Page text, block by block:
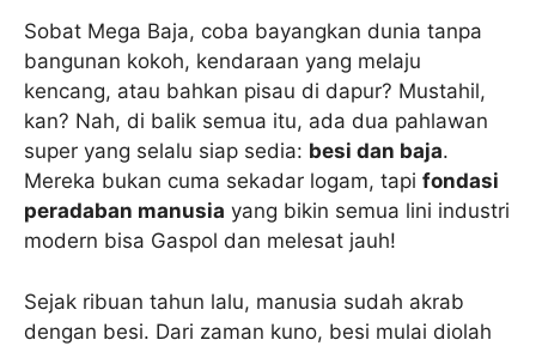
Sobat Mega Baja, coba bayangkan dunia tanpa
bangunan kokoh, kendaraan yang melaju
kencang, atau bahkan pisau di dapur? Mustahil,
kan? Nah, di balik semua itu, ada dua pahlawan
super yang selalu siap sedia: besi dan baja.
Mereka bukan cuma sekadar logam, tapi fondasi
peradaban manusia yang bikin semua lini industri
modern bisa Gaspol dan melesat jauh!
Sejak ribuan tahun lalu, manusia sudah akrab
dengan besi. Dari zaman kuno, besi mulai diolah